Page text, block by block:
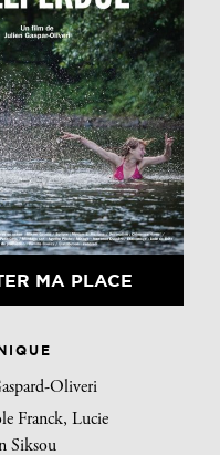
MA PLACE
Oliveri
Franck, Lucie
Siksou